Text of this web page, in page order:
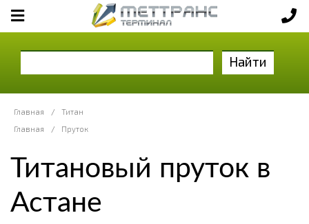
Найти
Главная /
Титан
Главная
/ Пруток
Титановый пруток в
Астане